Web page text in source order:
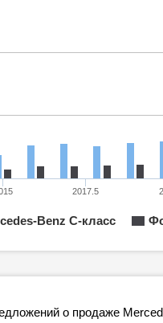
Benz C-класс
2017.5
о продаже